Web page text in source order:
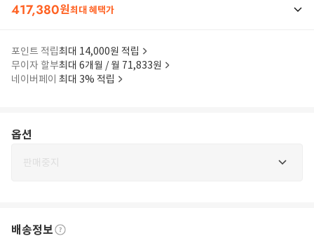
417,380원최대 혜택가
포인트 적립최대 14,000원 적립
무이자 할부최대 6개월 / 월 71,833원
네이버페이 최대 3% 적립
옵션
판매중지
배송정보